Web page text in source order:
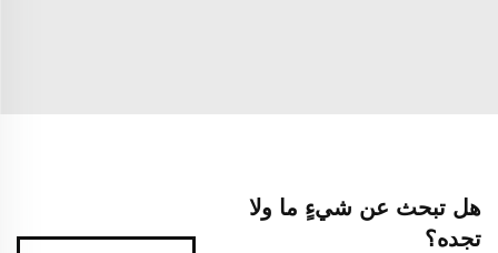
هل تبحث عن شيءٍ ما ولا
تجده؟